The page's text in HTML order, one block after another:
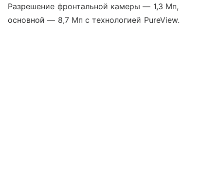
Разрешение фронтальной камеры — 1,3 Мп,
основной — 8,7 Мп с технологией PureView.